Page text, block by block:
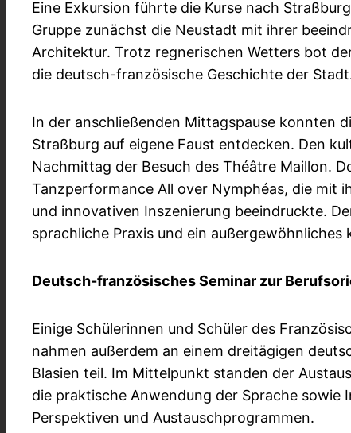
Eine Exkursion führte die Kurse nach
Gruppe zunächst die Neustadt mit ihrer
Architektur. Trotz regnerischen Wetters bot
die deutsch-französische Geschichte der
In der anschließenden Mittagspause konnten
Straßburg auf eigene Faust entdecken. Den
Nachmittag der Besuch des Théâtre Maillon.
Tanzperformance All over Nymphéas, die mit
und innovativen Inszenierung beeindruckte.
sprachliche Praxis und ein außergewöhnliches
Deutsch-französisches Seminar zur
Einige Schülerinnen und Schüler des
nahmen außerdem an einem dreitägigen
Blasien teil. Im Mittelpunkt standen der
die praktische Anwendung der Sprache sowie
Perspektiven und Austauschprogrammen.